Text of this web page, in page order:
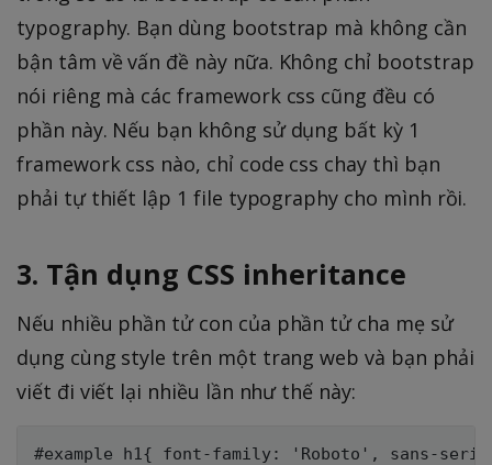
typography. Bạn dùng bootstrap mà không cần
bận tâm về vấn đề này nữa. Không chỉ bootstrap
nói riêng mà các framework css cũng đều có
phần này. Nếu bạn không sử dụng bất kỳ 1
framework css nào, chỉ code css chay thì bạn
phải tự thiết lập 1 file typography cho mình rồi.
3. Tận dụng CSS inheritance
Nếu nhiều phần tử con của phần tử cha mẹ sử
dụng cùng style trên một trang web và bạn phải
viết đi viết lại nhiều lần như thế này:
#example h1{ font-family: 'Roboto', sans-